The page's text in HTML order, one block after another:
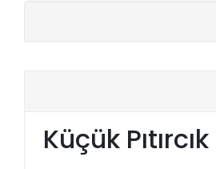
YDS - YÖKDİL HAZIRLIK
Küçük